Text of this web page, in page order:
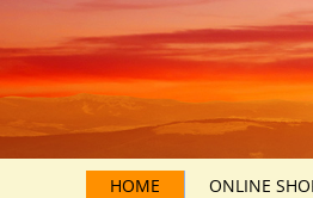
HOME ONLINE